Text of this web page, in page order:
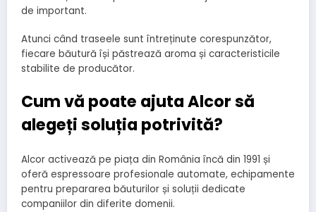
de important.
Atunci când traseele sunt întreținute corespunzător,
fiecare băutură își păstrează aroma și caracteristicile
stabilite de producător.
Cum vă poate ajuta Alcor să
alegeți soluția potrivită?
Alcor activează pe piața din România încă din 1991 și
oferă espressoare profesionale automate, echipamente
pentru prepararea băuturilor și soluții dedicate
companiilor din diferite domenii.